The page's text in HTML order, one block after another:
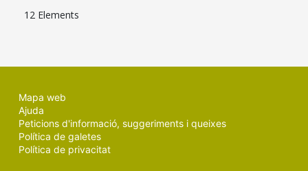
12 Elements
Mapa web
Ajuda
Peticions d'informació, suggeriments i queixes
Política de galetes
Política de privacitat